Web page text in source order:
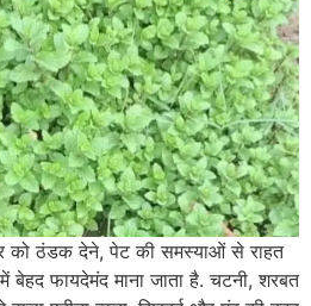
को ठंडक देने, पेट की समस्याओं से राहत
बेहद फायदेमंद माना जाता है. चटनी, शरबत